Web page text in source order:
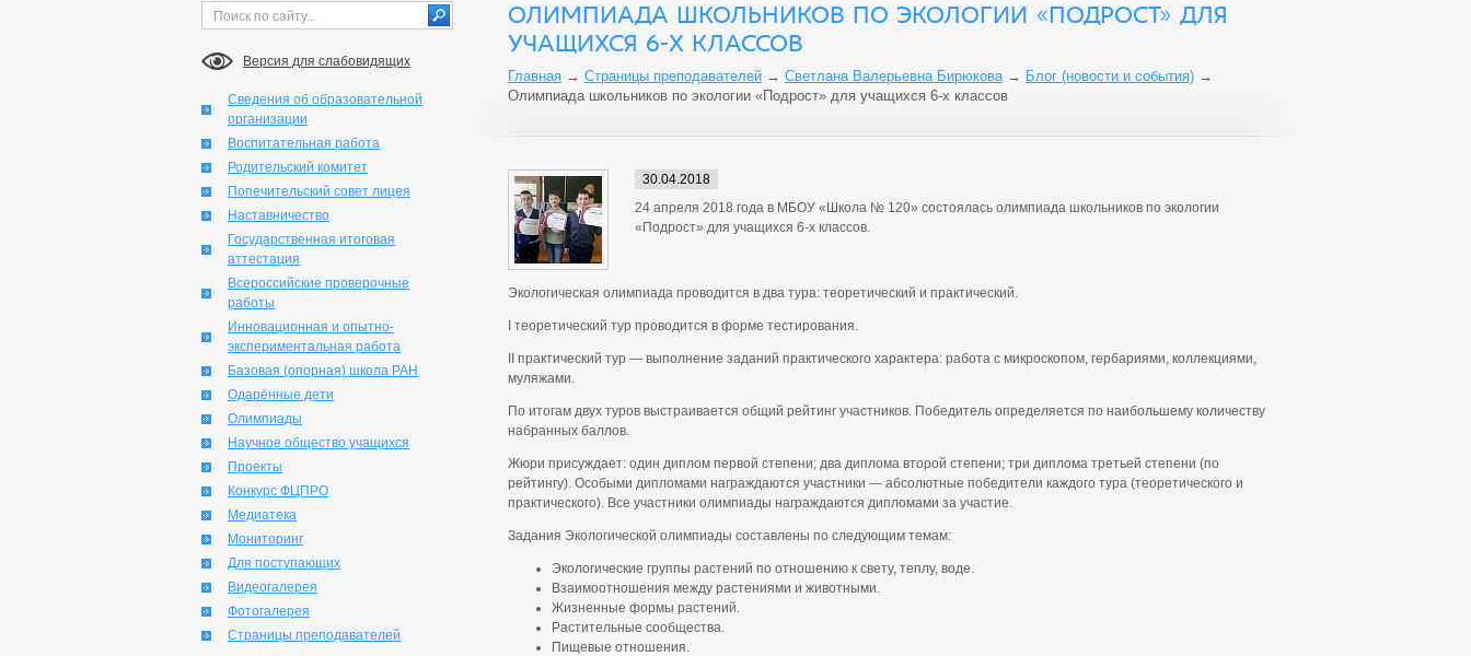
Версия для слабовидящих
Сведения об образовательной
организации
Воспитательная работа
Родительский комитет
Попечительский совет лицея
Наставничество
Государственная итоговая
аттестация
Всероссийские проверочные
работы
Инновационная и опытно-
экспериментальная работа
Базовая (опорная) школа РАН
Одарённые дети
Олимпиады
Научное общество учащихся
Проекты
Конкурс ФЦПРО
Медиатека
Мониторинг
Для поступающих
Видеогалерея
Фотогалерея
Страницы преподавателей
ОЛИМПИАДА ШКОЛЬНИКОВ ПО ЭКОЛОГИИ «ПОДРОСТ» ДЛЯ
УЧАЩИХСЯ 6-Х КЛАССОВ
Главная → Страницы преподавателей → Светлана Валерьевна Бирюкова→ Блог (новости и события) →
Олимпиада школьников по экологии «Подрост» для учащихся 6-х классов
30.04.2018
24 апреля 2018 года в МБОУ «Школа № 120» состоялась олимпиада школьников по экологии
«Подрост» для учащихся 6-х классов.
Экологическая олимпиада проводится в два тура: теоретический и практический.
I теоретический тур проводится в форме тестирования.
II практический тур — выполнение заданий практического характера: работа с микроскопом, гербариями, коллекциями,
муляжами.
По итогам двух туров выстраивается общий рейтинг участников. Победитель определяется по наибольшему количеству
набранных баллов.
Жюри присуждает: один диплом первой степени; два диплома второй степени; три диплома третьей степени (по
рейтингу). Особыми дипломами награждаются участники — абсолютные победители каждого тура (теоретического и
практического). Все участники олимпиады награждаются дипломами за участие.
Задания Экологической олимпиады составлены по следующим темам:
Экологические группы растений по отношению к свету, теплу, воде.
Взаимоотношения между растениями и животными.
Жизненные формы растений.
Растительные сообщества.
Пищевые отношения.